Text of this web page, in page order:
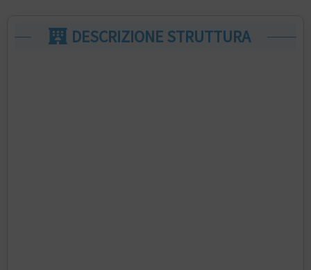
DESCRIZIONE STRUTTURA